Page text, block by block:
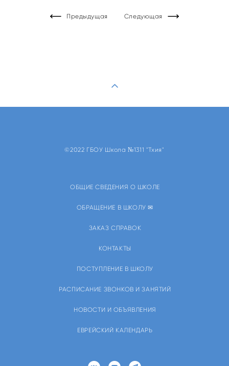
Предыдущая Следующая
©2022 ГБОУ Школа №1311 "Тхия"
ОБЩИЕ СВЕДЕНИЯ О ШКОЛЕ
ОБРАЩЕНИЕ В ШКОЛУ ✉
ЗАКАЗ СПРАВОК
КОНТАКТЫ
ПОСТУПЛЕНИЕ В ШКОЛУ
РАСПИСАНИЕ ЗВОНКОВ И ЗАНЯТИЙ
НОВОСТИ И ОБЪЯВЛЕНИЯ
ЕВРЕЙСКИЙ КАЛЕНДАРЬ